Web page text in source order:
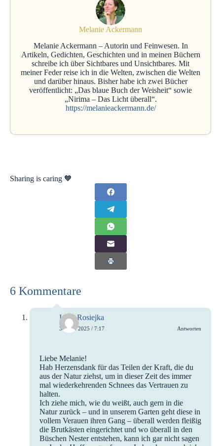
Sharing is caring 🧡
Melanie Ackermann
Melanie Ackermann – Autorin und Feinwesen. In
Artikeln, Gedichten, Geschichten und in meinen Büchern
schreibe ich über Sichtbares und Unsichtbares. Mit
meiner Feder reise ich in die Welten, zwischen die Welten
und darüber hinaus. Bisher habe ich zwei Bücher
veröffentlicht: „Das blaue Buch der Weisheit“ sowie
„Nirima – Das Licht überall“.
https://melanieackermann.de/
6 Kommentare
Imke Rosiejka
3. April 2025 / 7:17 Antworten
Liebe Melanie!
Hab Herzensdank für das Teilen der Kraft, die du
aus der Natur ziehst, um in dieser Zeit des immer
mal wiederkehrenden Schnees das Vertrauen zu
halten.
Ich ziehe mich, wie du weißt, auch gern in die
Natur zurück – und in unserem Garten geht diese in
vollem Verauen ihren Gang – überall werden fleißig
die Brutkästen eingerichtet und wo überall in den
Büschen Nester entstehen, kann ich gar nicht sagen